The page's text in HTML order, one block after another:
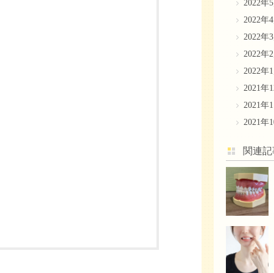
2022年5
2022年4
2022年3
2022年2
2022年1
2021年
2021年
2021年
関連記